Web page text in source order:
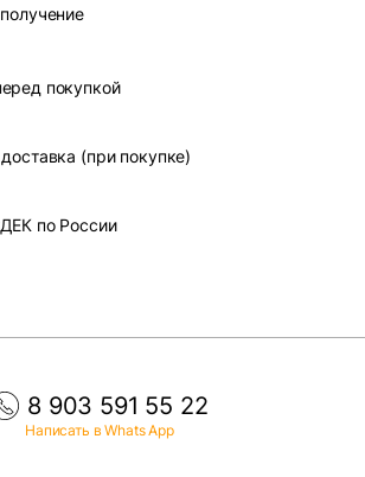
покупкой
(при покупке)
по России
8 903 591 55 22
Написать в Whats App